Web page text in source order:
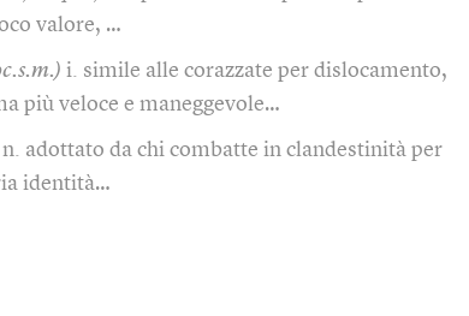
valore, …
i. simile alle corazzate per dislocamento,
più veloce e maneggevole…
n. adottato da chi combatte in clandestinità per
identità…